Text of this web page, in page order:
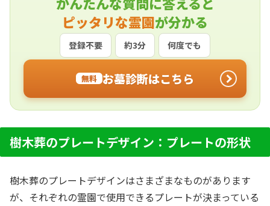
ピッタリな霊園が分かる
登録不要 約3分 何度でも
無料 お墓診断はこちら
樹木葬のプレートデザイン：プレートの形状
樹木葬のプレートデザインはさまざまなものがあります
が、それぞれの霊園で使用できるプレートが決まっている